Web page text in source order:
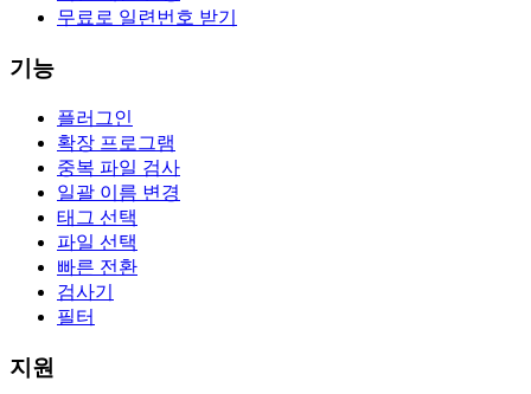
무료로 일련번호 받기
기능
플러그인
확장 프로그램
중복 파일 검사
일괄 이름 변경
태그 선택
파일 선택
빠른 전환
검사기
필터
지원